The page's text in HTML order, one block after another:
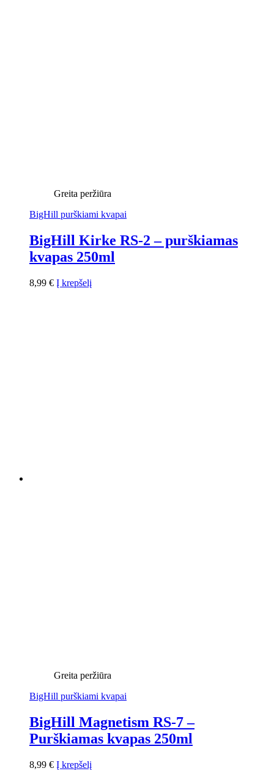
Greita peržiūra
BigHill purškiami kvapai
BigHill Kirke RS-2 – purškiamas
kvapas 250ml
8,99 € Į krepšelį
Greita peržiūra
BigHill purškiami kvapai
BigHill Magnetism RS-7 –
Purškiamas kvapas 250ml
8,99 € Į krepšelį